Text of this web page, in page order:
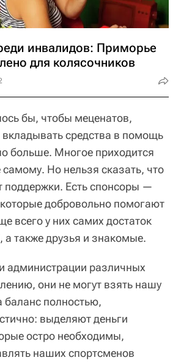
инвалидов: Приморье
для колясочников
бы, чтобы меценатов,
средства в помощь
больше. Многое приходится
Но нельзя сказать, что
поддержки. Есть спонсоры —
добровольно помогают
всего у них самих достаток
а также друзья и знакомые.
администрации различных
они не могут взять нашу
полностью,
выделяют деньги
остро необходимы,
наших спортсменов